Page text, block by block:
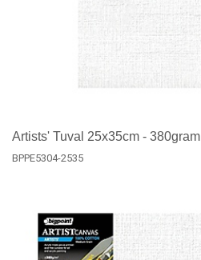
Artists' Tuval 25x35cm - 380gram
BPPE5304-2535